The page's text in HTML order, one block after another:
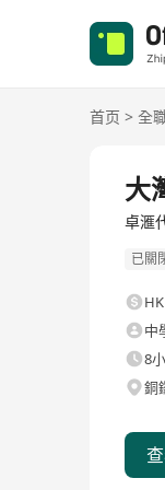
首页 > 全
大
卓滙
已關
中
8
銅